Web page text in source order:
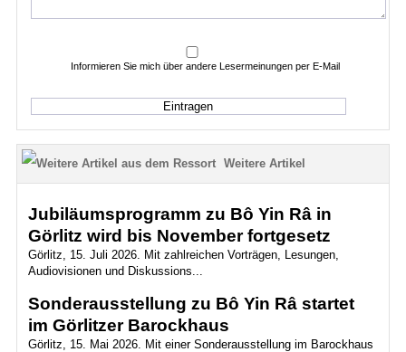
Informieren Sie mich über andere Lesermeinungen per E-Mail
Weitere Artikel
Jubiläumsprogramm zu Bô Yin Râ in
Görlitz wird bis November fortgesetz
Görlitz, 15. Juli 2026. Mit zahlreichen Vorträgen, Lesungen,
Audiovisionen und Diskussions...
Sonderausstellung zu Bô Yin Râ startet
im Görlitzer Barockhaus
Görlitz, 15. Mai 2026. Mit einer Sonderausstellung im Barockhaus